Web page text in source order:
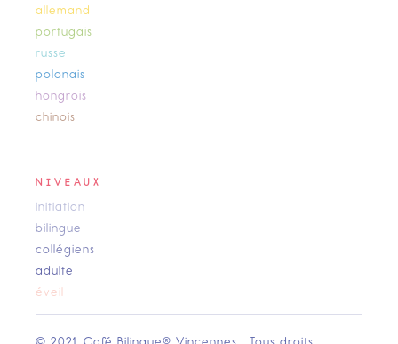
allemand
portugais
russe
polonais
hongrois
chinois
NIVEAUX
initiation
bilingue
collégiens
adulte
éveil